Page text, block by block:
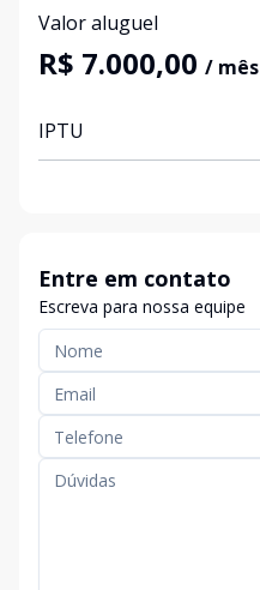
Valor aluguel
R$ 7.000,00 / mês
IPTU
Entre em contato
Escreva para nossa equipe